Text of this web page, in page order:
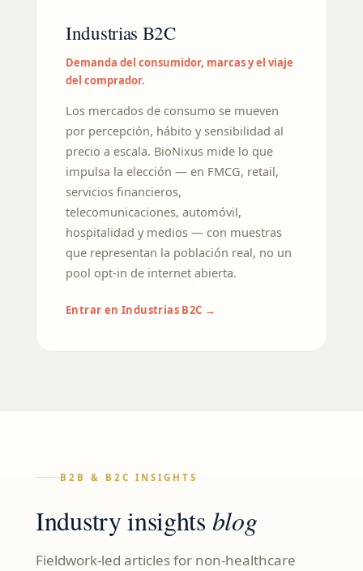
Industrias B2C
Demanda del consumidor, marcas y el viaje
del comprador.
Los mercados de consumo se mueven
por percepción, hábito y sensibilidad al
precio a escala. BioNixus mide lo que
impulsa la elección — en FMCG, retail,
servicios financieros,
telecomunicaciones, automóvil,
hospitalidad y medios — con muestras
que representan la población real, no un
pool opt-in de internet abierta.
Entrar en Industrias B2C →
B2B & B2C INSIGHTS
Industry insights blog
Fieldwork-led articles for non-healthcare